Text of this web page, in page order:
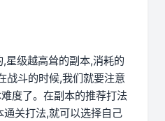
星级越高耸的副本,消耗的
战斗的时候,我们就要注意
度了。在副本的推荐打法
关打法,就可以选择自己